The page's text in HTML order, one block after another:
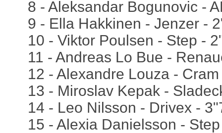
8 - Aleksandar Bogunovic -
9 - Ella Hakkinen - Jenzer -
10 - Viktor Poulsen - Step -
11 - Andreas Lo Bue -
12 - Alexandre Louza -
13 - Miroslav Kepak -
14 - Leo Nilsson - Drivex -
15 - Alexia Danielsson -